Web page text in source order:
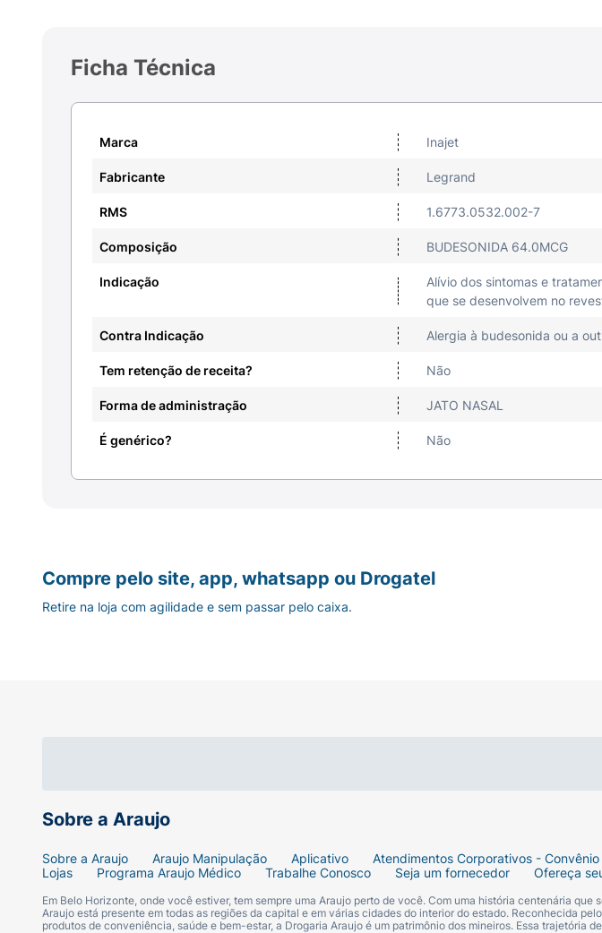
Ficha Técnica
Marca Inajet
Fabricante Legrand
RMS 1.6773.0532.002-7
Composição BUDESONIDA 64.0MCG
Indicação
Alívio dos sintomas e
que se desenvolvem no
Contra Indicação Alergia à budesonida ou a
Tem retenção de receita? Não
Forma de administração JATO NASAL
É genérico? Não
Sobre a Araujo
Sobre a Araujo Araujo Manipulação Aplicativo Atendimentos Corporativos - Convênio
Lojas
Programa Araujo Médico Trabalhe Conosco Seja um fornecedor Ofereça
Em Belo Horizonte, onde você estiver, tem sempre uma Araujo perto de você. Com uma história centenária
Araujo está presente em todas as regiões da capital e em várias cidades do interior do estado. Reconhecida
produtos de conveniência, saúde e bem-estar, a Drogaria Araujo é um patrimônio dos mineiros. Essa trajetória
Compre pelo site, app, whatsapp ou Drogatel
Retire na loja com agilidade e sem passar pelo caixa.